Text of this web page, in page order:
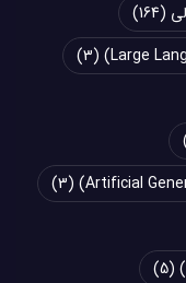
(164)
(3)
(3)
(5)